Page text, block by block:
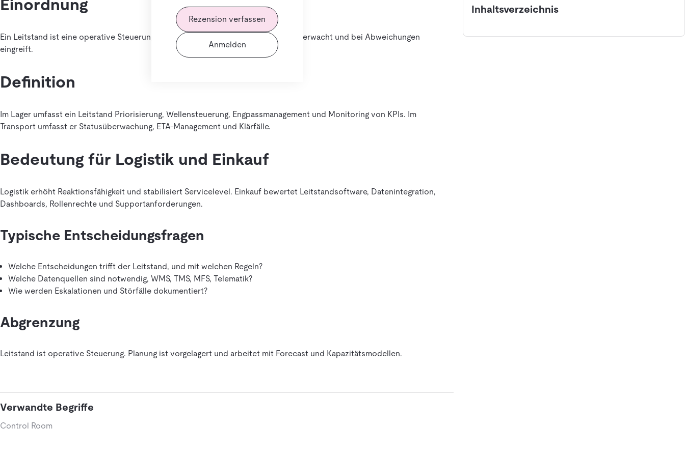
Rezension verfassen
Anmelden
Einordnung
Ein Leitstand ist eine operative Steuerungsfunktion, die den laufenden Betrieb überwacht und bei Abweichungen
eingreift.
Definition
Im Lager umfasst ein Leitstand Priorisierung, Wellensteuerung, Engpassmanagement und Monitoring von KPIs. Im
Transport umfasst er Statusüberwachung, ETA-Management und Klärfälle.
Bedeutung für Logistik und Einkauf
Logistik erhöht Reaktionsfähigkeit und stabilisiert Servicelevel. Einkauf bewertet Leitstandsoftware, Datenintegration,
Dashboards, Rollenrechte und Supportanforderungen.
Typische Entscheidungsfragen
Welche Entscheidungen trifft der Leitstand, und mit welchen Regeln?
Welche Datenquellen sind notwendig, WMS, TMS, MFS, Telematik?
Wie werden Eskalationen und Störfälle dokumentiert?
Abgrenzung
Leitstand ist operative Steuerung. Planung ist vorgelagert und arbeitet mit Forecast und Kapazitätsmodellen.
Verwandte Begriffe
Control Room
Inhaltsverzeichnis